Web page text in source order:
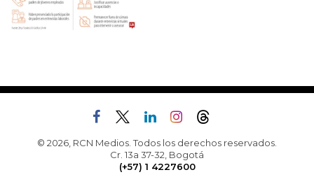
© 2026, RCN Medios. Todos los derechos reservados.
Cr. 13a 37-32, Bogotá
(+57) 1 4227600